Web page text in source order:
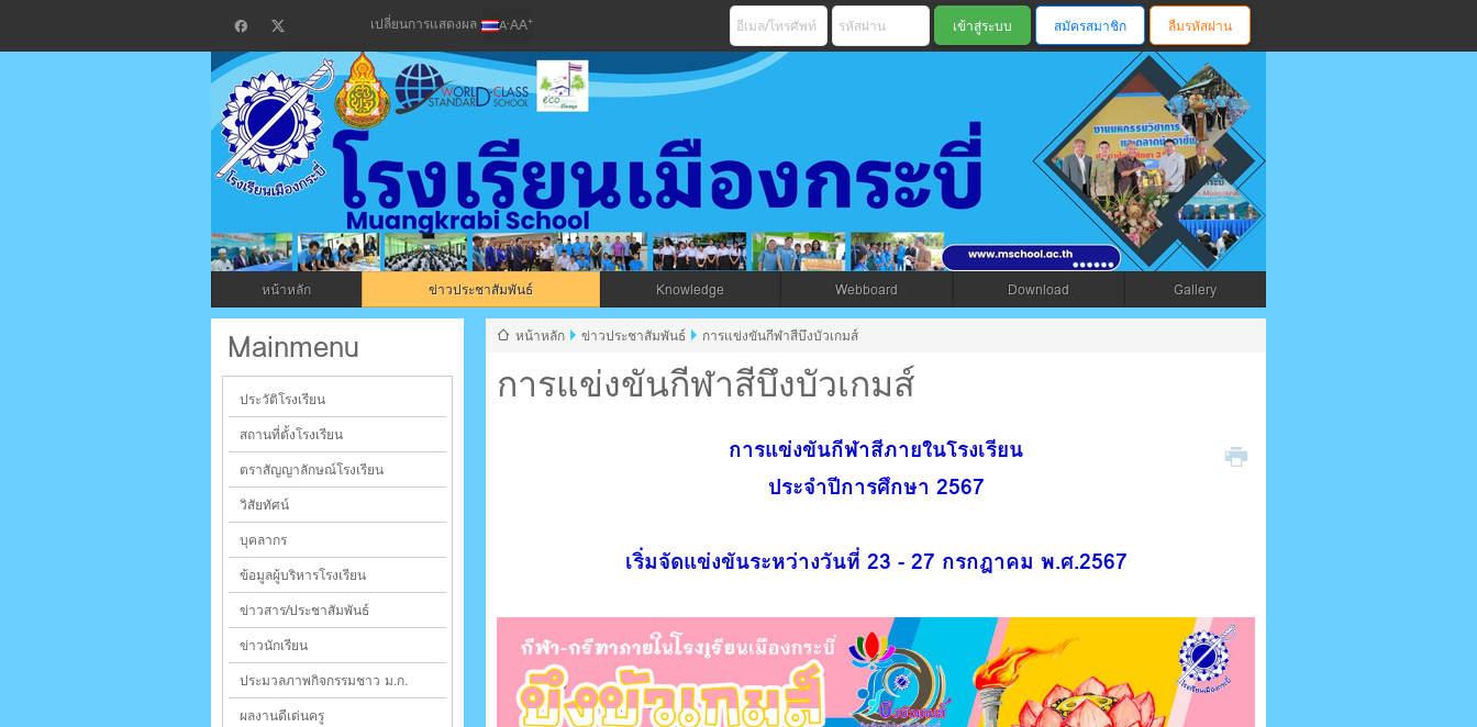
เปลี่ยนการแสดงผล A-AA+ สมัครสมาชิก ลืมรหัสผ่าน
โรงเรียนเมืองกระบี่ สพม ตรัง
กระบี่
ระบบบริหารจัดการเว็บไซต์ (CMS) ด้วย Ajax โดยคนไทย
หน้าหลัก ข่าวประชาสัมพันธ์ Knowledge Webboard Download Gallery
การแข่งขันกีฬาสีบึงบัวเกมส์
หน้าหลัก ข่าวประชาสัมพันธ์ การแข่งขันกีฬาสีบึงบัวเกมส์
การแข่งขันกีฬาสีภายในโรงเรียน
ประจำปีการศึกษา 2567
เริ่มจัดแข่งขันระหว่างวันที่ 23 - 27 กรกฎาคม พ.ศ.2567
Mainmenu
ประวัติโรงเรียน
สถานที่ตั้งโรงเรียน
ตราสัญญาลักษณ์โรงเรียน
วิสัยทัศน์
บุคลากร
ข้อมูลผู้บริหารโรงเรียน
ข่าวสาร/ประชาสัมพันธ์
ข่าวนักเรียน
ประมวลภาพกิจกรรมชาว ม.ก.
ผลงานดีเด่นครู